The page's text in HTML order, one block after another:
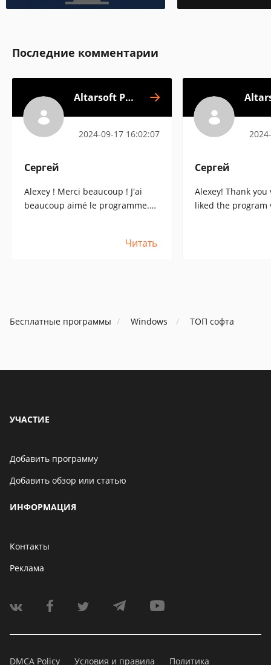
Последние комментарии
Altarsoft PDF
2024-09-17 16:02:07
Сергей
Alexey ! Merci beaucoup ! J'ai
beaucoup aimé le programme.
Читать
Сергей
Alexey! Thank
liked the program
Бесплатные программы Windows ТОП софта
УЧАСТИЕ
Добавить программу
Добавить обзор или статью
ИНФОРМАЦИЯ
Контакты
Реклама
DMCA Policy Условия и правила Политика